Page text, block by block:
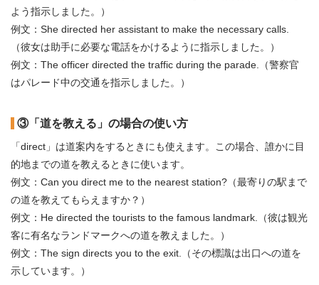
よう指示しました。）
例文：She directed her assistant to make the necessary calls.
（彼女は助手に必要な電話をかけるように指示しました。）
例文：The officer directed the traffic during the parade.（警察官
はパレード中の交通を指示しました。）
③「道を教える」の場合の使い方
「direct」は道案内をするときにも使えます。この場合、誰かに目
的地までの道を教えるときに使います。
例文：Can you direct me to the nearest station?（最寄りの駅まで
の道を教えてもらえますか？）
例文：He directed the tourists to the famous landmark.（彼は観光
客に有名なランドマークへの道を教えました。）
例文：The sign directs you to the exit.（その標識は出口への道を
示しています。）